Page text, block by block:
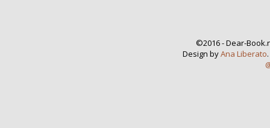
©2016 - Dear-
Design byAna Liberato